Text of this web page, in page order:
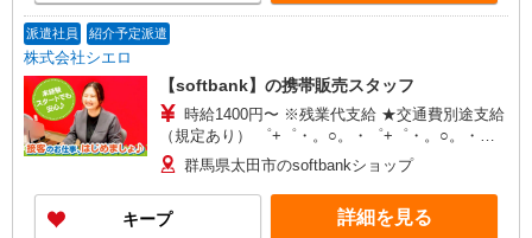
派遣社員 紹介予定派遣
株式会社シエロ
【softbank】の携帯販売スタッフ
時給1400円〜 ※残業代支給 ★交通費別途支給
（規定あり） ゜+゜・。○。・゜+゜・。○。・゜
+゜ 入社祝い金10万円支給(規定有) お友達を紹介
頂くと, インセンティブ支給(規定有) ★月2回払
い・週払い可能（規程有）★ ゜・。○。・゜
+゜・。○。・゜+゜
群馬県太田市のsoftbankショップ
キープ 詳細を見る